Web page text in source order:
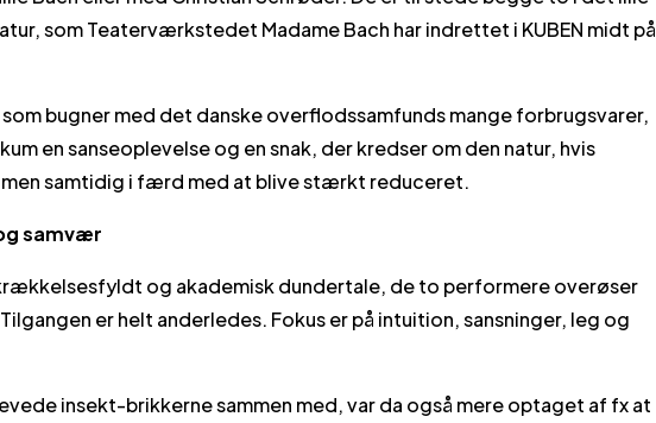
som Teaterværkstedet Madame Bach har indrettet i KUBEN midt på
bugner med det danske overflodssamfunds mange forbrugsvarer,
en sanseoplevelse og en snak, der kredser om den natur, hvis
samtidig i færd med at blive stærkt reduceret.
samvær
og akademisk dundertale, de to performere overøser
er helt anderledes. Fokus er på intuition, sansninger, leg og
insekt-brikkerne sammen med, var da også mere optaget af fx at